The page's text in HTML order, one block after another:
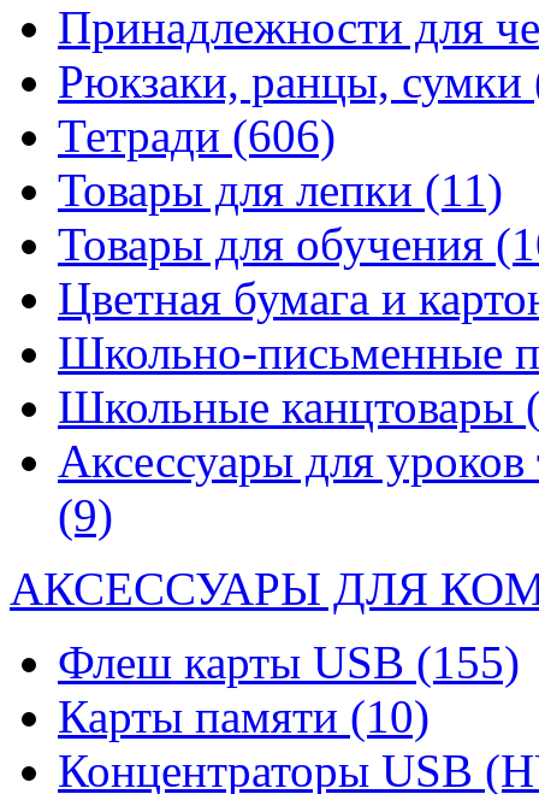
Принадлежности для
Рюкзаки, ранцы, сумки
Тетради (606)
Товары для лепки (11)
Товары для обучения
Цветная бумага и
Школьно-письменные
Школьные канцтовары
Аксессуары для уроков
(9)
АКСЕССУАРЫ ДЛЯ
Флеш карты USB (155)
Карты памяти (10)
Концентраторы USB